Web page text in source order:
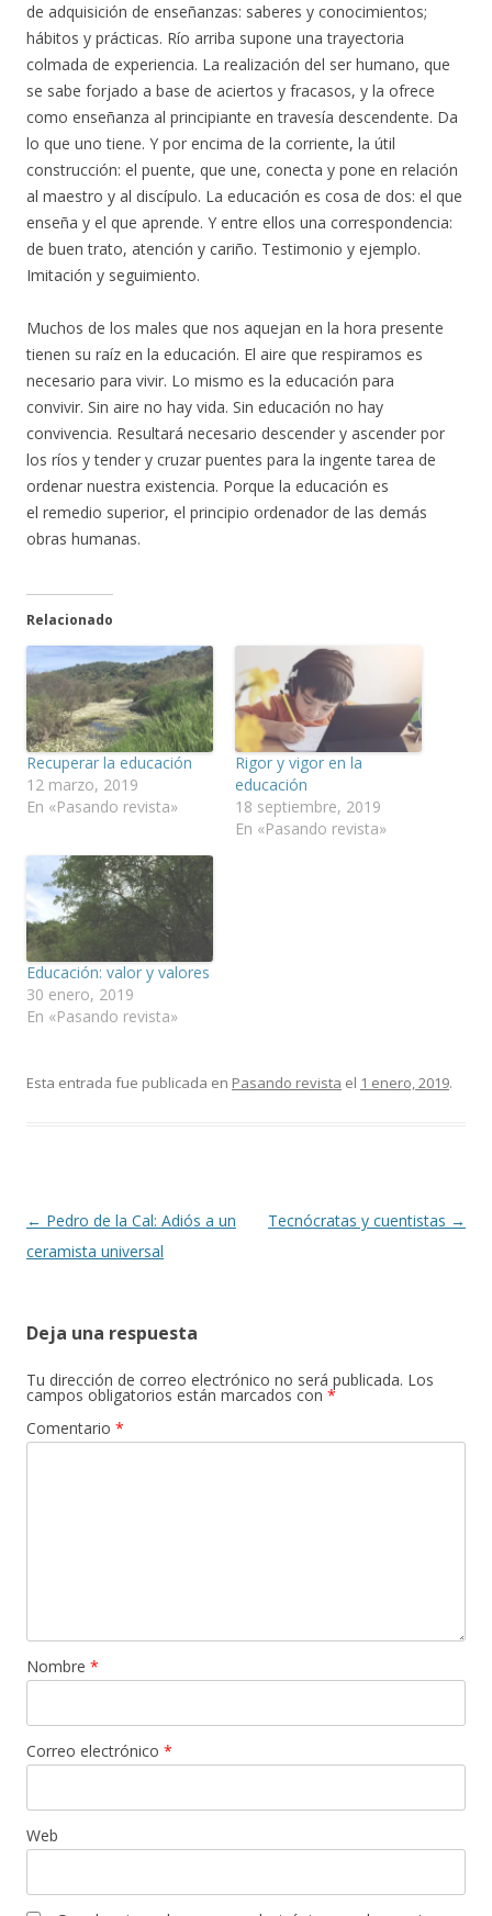
de adquisición de enseñanzas: saberes y conocimientos;
hábitos y prácticas. Río arriba supone una trayectoria
colmada de experiencia. La realización del ser humano, que
se sabe forjado a base de aciertos y fracasos, y la ofrece
como enseñanza al principiante en travesía descendente. Da
lo que uno tiene. Y por encima de la corriente, la útil
construcción: el puente, que une, conecta y pone en relación
al maestro y al discípulo. La educación es cosa de dos: el que
enseña y el que aprende. Y entre ellos una correspondencia:
de buen trato, atención y cariño. Testimonio y ejemplo.
Imitación y seguimiento.
Muchos de los males que nos aquejan en la hora presente
tienen su raíz en la educación. El aire que respiramos es
necesario para vivir. Lo mismo es la educación para
convivir. Sin aire no hay vida. Sin educación no hay
convivencia. Resultará necesario descender y ascender por
los ríos y tender y cruzar puentes para la ingente tarea de
ordenar nuestra existencia. Porque la educación es
el remedio superior, el principio ordenador de las demás
obras humanas.
Relacionado
Recuperar la educación
12 marzo, 2019
En «Pasando revista»
Rigor y vigor en la
educación
18 septiembre, 2019
En «Pasando revista»
Educación: valor y valores
30 enero, 2019
En «Pasando revista»
Esta entrada fue publicada en Pasando revista el 1 enero, 2019.
Navegación
de
← Pedro de la Cal: Adiós a un
ceramista universal
Tecnócratas y cuentistas →
Deja una respuesta
Tu dirección de correo electrónico no será publicada. Los
campos obligatorios están marcados con *
Comentario *
Nombre *
Correo electrónico *
Web